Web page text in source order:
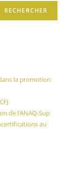
RECHERCHER
la promotion
de l’ANAQ-Sup
au